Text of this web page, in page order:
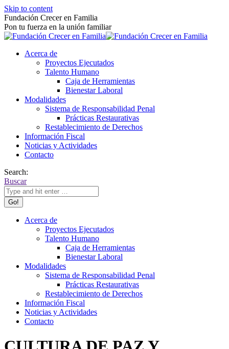
Skip to content
Fundación Crecer en Familia
Pon tu fuerza en la unión familiar
Acerca de
Proyectos Ejecutados
Talento Humano
Caja de Herramientas
Bienestar Laboral
Modalidades
Sistema de Responsabilidad Penal
Prácticas Restaurativas
Restablecimiento de Derechos
Información Fiscal
Noticias y Actividades
Contacto
Search:
Buscar
Acerca de
Proyectos Ejecutados
Talento Humano
Caja de Herramientas
Bienestar Laboral
Modalidades
Sistema de Responsabilidad Penal
Prácticas Restaurativas
Restablecimiento de Derechos
Información Fiscal
Noticias y Actividades
Contacto